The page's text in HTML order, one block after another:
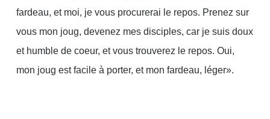
fardeau, et moi, je vous procurerai le repos. Prenez sur
vous mon joug, devenez mes disciples, car je suis doux
et humble de coeur, et vous trouverez le repos. Oui,
mon joug est facile à porter, et mon fardeau, léger».